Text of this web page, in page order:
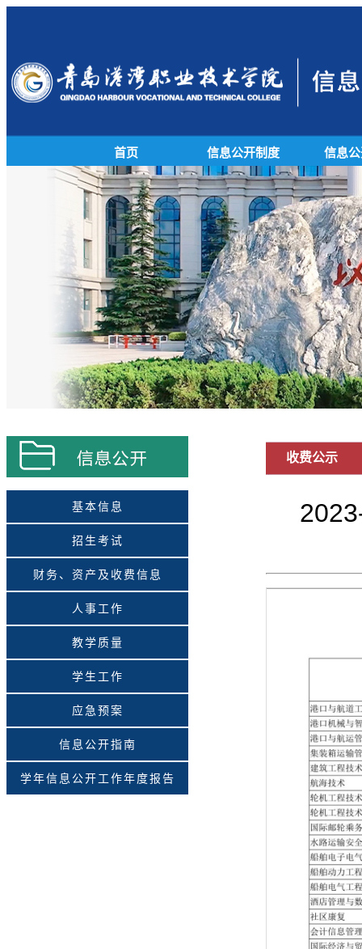
首页 信息公开制度 信息
基本信息
招生考试
财务、资产及收费信息
人事工作
教学质量
学生工作
应急预案
信息公开指南
学年信息公开工作年度报告
收费公示